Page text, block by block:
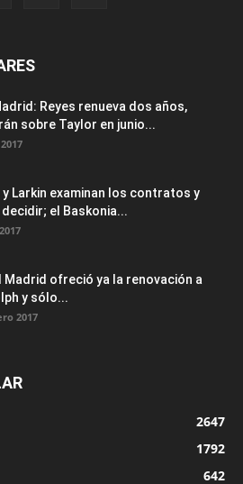
Reyes renueva dos años,
sobre Taylor en junio...
y Larkin examinan los contratos y
el Baskonia...
Madrid ofreció ya la renovación a
y sólo...
2017
2647
1792
642